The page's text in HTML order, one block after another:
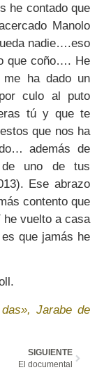
he contado que
Manolo
nadie….eso
que coño…. He
ha dado un
culo al puto
tú y que te
que nos ha
además de
de uno de tus
Ese abrazo
contento que
vuelto a casa
que jamás he
Jarabe de
SIGUIENTE
El documental